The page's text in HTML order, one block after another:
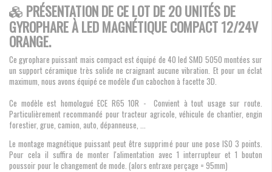
PRÉSENTATION DE CE LOT DE 20 UNITÉS DE
GYROPHARE À LED MAGNÉTIQUE COMPACT 12/24V
ORANGE.
Ce gyrophare puissant mais compact est équipé de 40 led SMD 5050 montées sur
un support céramique très solide ne craignant aucune vibration. Et pour un éclat
maximum, nous avons équipé ce modèle d'un cabochon à facette 3D.
Ce modèle est homologué ECE R65 10R - Convient à tout usage sur route.
Particulièrement recommandé pour tracteur agricole, véhicule de chantier, engin
forestier, grue, camion, auto, dépanneuse, ...
Le montage magnétique puissant peut être supprimé pour une pose ISO 3 points.
Pour cela il suffira de monter l'alimentation avec 1 interrupteur et 1 bouton
poussoir pour le changement de mode. (alors entraxe perçage = 95mm)